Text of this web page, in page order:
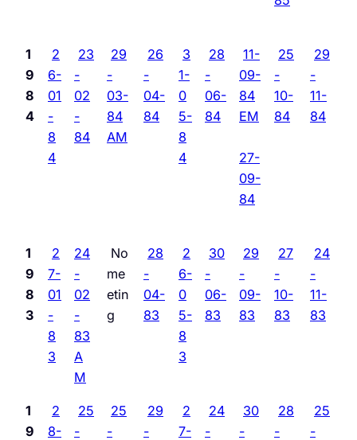
1
9
8
4
2
6-
01
-
8
4
23
-
02
-
84
29
-
03-
84
AM
26
-
04-
84
3
1-
0
5-
8
4
28
-
06-
84
11-
09-
84
EM
27-
09-
84
25
-
10-
84
29
-
11-
84
1
9
8
3
2
7-
01
-
8
3
24
-
02
-
83
A
M
No
me
etin
g
28
-
04-
83
2
6-
0
5-
8
3
30
-
06-
83
29
-
09-
83
27
-
10-
83
24
-
11-
83
1
9
2
8-
25
-
25
-
29
-
2
7-
24
-
30
-
28
-
25
-